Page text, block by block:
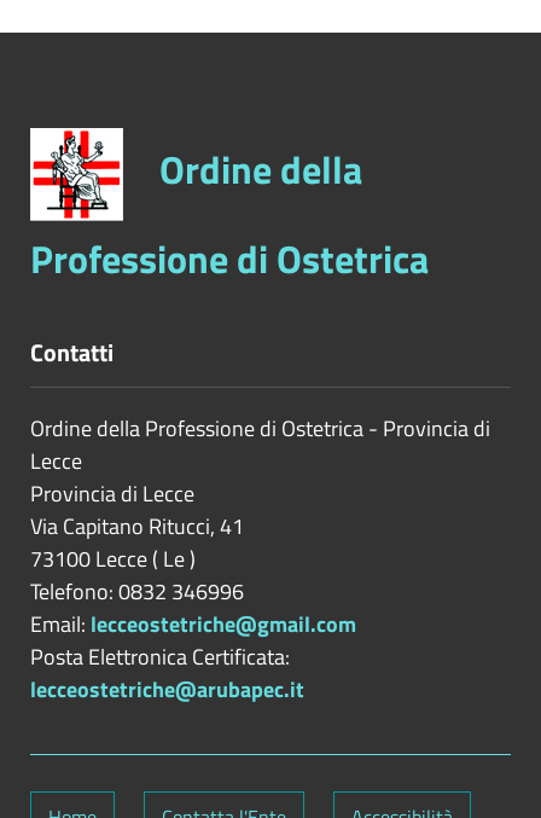
Ordine della
Professione di Ostetrica
Contatti
Ordine della Professione di Ostetrica - Provincia di
Lecce
Provincia di Lecce
Via Capitano Ritucci, 41
73100Lecce( Le)
Telefono: 0832 346996
Email: lecceostetriche@gmail.com
Posta Elettronica Certificata:
lecceostetriche@arubapec.it